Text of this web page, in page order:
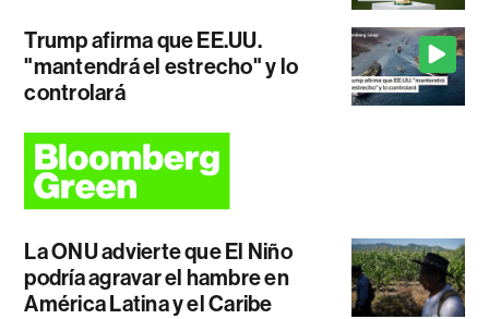
Trump afirma que EE.UU.
"mantendrá el estrecho" y lo
controlará
La ONU advierte que El Niño
podría agravar el hambre en
América Latina y el Caribe